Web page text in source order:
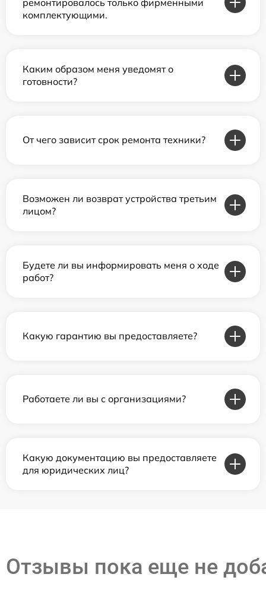
комплектующими.
Каким образом меня уведомят о
готовности?
От чего зависит срок ремонта техники?
Возможен ли возврат устройства третьим
лицом?
Будете ли вы информировать меня о ходе
работ?
Какую гарантию вы предоставляете?
Работаете ли вы с организациями?
Какую документацию вы предоставляете
для юридических лиц?
Отзывы пока еще не